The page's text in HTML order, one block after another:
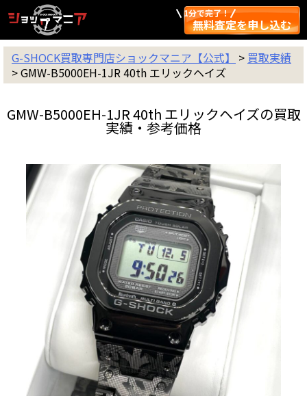
1分で完了！
無料査定を申し込む
G-SHOCK買取専門店ショックマニア【公式】 > 買取実績
>GMW-B5000EH-1JR 40th エリックヘイズ
GMW-B5000EH-1JR 40th エリックヘイズの買取
実績・参考価格